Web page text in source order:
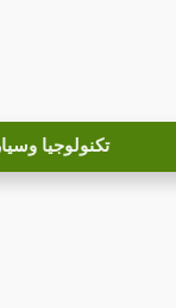
تكنولوجيا